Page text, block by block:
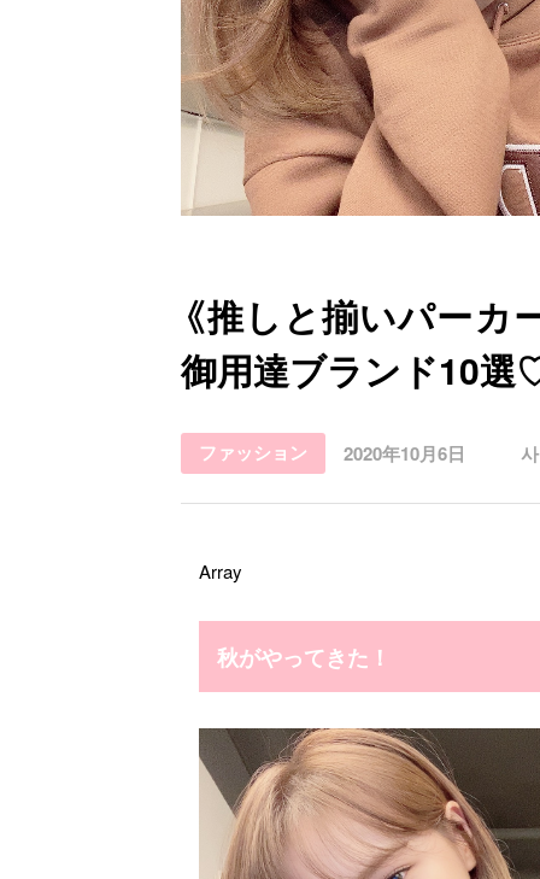
お問い合わせ
《推しと揃いパー
御用達ブランド10
ファッション 2020年10月6日
Array
秋がやってきた！